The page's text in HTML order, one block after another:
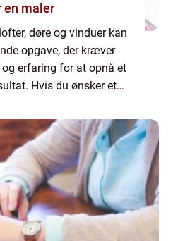
en maler
døre og vinduer kan
opgave, der kræver
erfaring for at opnå et
Hvis du ønsker et